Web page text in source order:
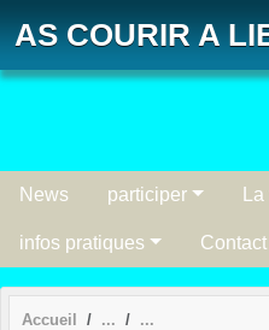
AS COURIR A
News participer
infos pratiques
Accueil